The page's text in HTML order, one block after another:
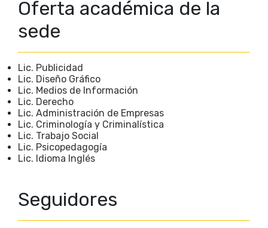
Oferta académica de la
sede
Lic. Publicidad
Lic. Diseño Gráfico
Lic. Medios de Información
Lic. Derecho
Lic. Administración de Empresas
Lic. Criminología y Criminalística
Lic. Trabajo Social
Lic. Psicopedagogía
Lic. Idioma Inglés
Seguidores